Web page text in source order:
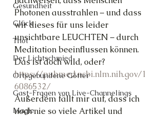
Gesundheit
Glück
Thot
Der Lichtschmied
Ortsgebundene Götter
Gast-Fragen von Live-Channelings
Magie
Photonen ausstrahlen – und dass
wir dieses für uns leider
unsichtbare LEUCHTEN – durch
Meditation beeinflussen können.
Das ist doch wild, oder?
https://pubmed.ncbi.nlm.nih.gov/1
6086532/
Außerdem fällt mir auf, dass ich
noch nie so viele Artikel und